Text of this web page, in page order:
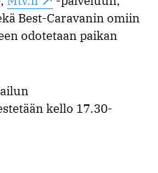
Best-Caravanin omiin
odotetaan paikan
kello 17.30-